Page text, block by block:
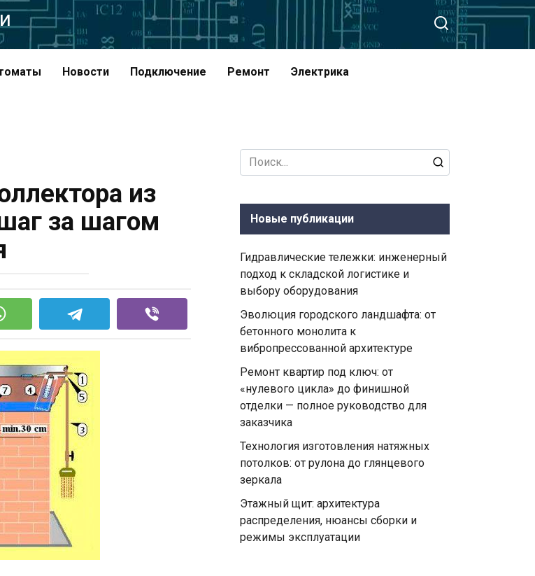
Новости Подключение Ремонт Электрика
из
за шагом
Search
for:
Новые публикации
Гидравлические тележки: инженерный
подход к складской логистике и
выбору оборудования
Эволюция городского ландшафта: от
бетонного монолита к
вибропрессованной архитектуре
Ремонт квартир под ключ: от
«нулевого цикла» до финишной
отделки — полное руководство для
заказчика
Технология изготовления натяжных
потолков: от рулона до глянцевого
зеркала
Этажный щит: архитектура
распределения, нюансы сборки и
режимы эксплуатации